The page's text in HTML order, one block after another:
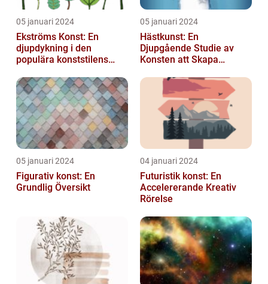
05 januari 2024
Ekströms Konst: En
djupdykning i den
populära konststilens
05 januari 2024
Hästkunst: En
Djupgående Studie av
Konsten att Skapa
05 januari 2024
Figurativ konst: En
Grundlig Översikt
04 januari 2024
Futuristik konst: En
Accelererande Kreativ
Rörelse